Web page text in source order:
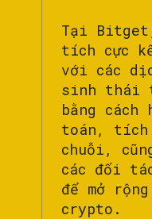
Tại
tích cực
với các
sinh thái
bằng
toán, tích
chuỗi,
các đối
để mở
crypto.